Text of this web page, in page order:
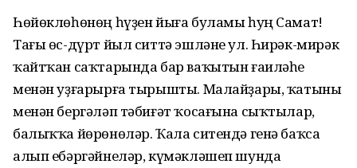
Һөйөклөһөнөң һүҙен йыға буламы һуң Самат!
Тағы өс-дүрт йыл ситтә эшләне ул. Һирәк-мирәк
ҡайтҡан саҡтарында бар ваҡытын ғаиләһе
менән уҙғарырға тырышты. Малайҙары, ҡатыны
менән бергәләп тәбиғәт ҡосағына сыҡтылар,
балыҡҡа йөрөнөләр. Ҡала ситендә генә баҡса
алып ебәргәйнеләр, күмәкләшеп шунда